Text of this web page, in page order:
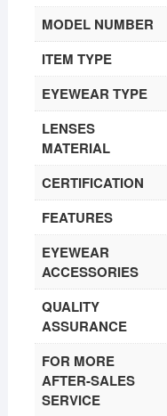
MODEL NUMBER
ITEM TYPE
EYEWEAR TYPE
LENSES
MATERIAL
CERTIFICATION
FEATURES
EYEWEAR
ACCESSORIES
QUALITY
ASSURANCE
FOR MORE
AFTER-SALES
SERVICE